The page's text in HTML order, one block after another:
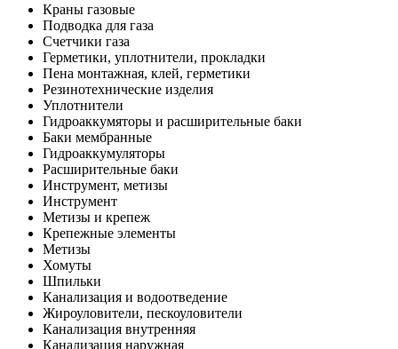
Краны газовые
Подводка для газа
Счетчики газа
Герметики, уплотнители, прокладки
Пена монтажная, клей, герметики
Резинотехнические изделия
Уплотнители
Гидроаккумяторы и расширительные баки
Баки мембранные
Гидроаккумуляторы
Расширительные баки
Инструмент, метизы
Инструмент
Метизы и крепеж
Крепежные элементы
Метизы
Хомуты
Шпильки
Канализация и водоотведение
Жироуловители, пескоуловители
Канализация внутренняя
Канализация наружная